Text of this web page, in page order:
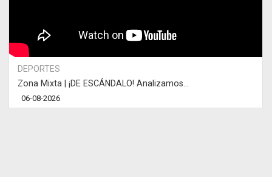
DEPORTES
Zona Mixta | ¡DE ESCÁNDALO! Analizamos...
06-08-2026